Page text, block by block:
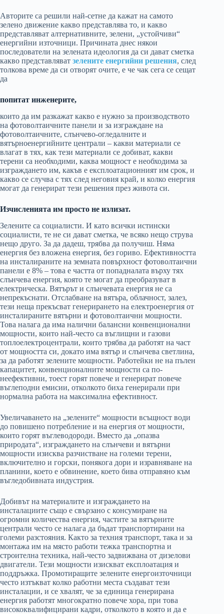
Авторите са решили най-сетне да кажат на самото
зелено движение какво представлява то, и какво
представляват алтернативните, зелени, „устойчиви“
енергийни източници. Причината днес някои
последователи на зелената идеология да си дават сметка
какво представляват зелените енергийни решения, след
толкова време да си отворят очите, е че чак сега се сещат
да
попитат инженерите,
които да им разкажат какво е нужно за производството
на фотоволтаичните панели и за изграждане на
фотоволтаичните, слънчево-огледалните и
вятърноенергийните централи – какви материали се
влагат в тях, как тези материали се добиват, какви
терени са необходими, каква мощност е необходима за
изграждането им, какъв е експлоатационният им срок, и
какво се случва с тях след неговия край, и колко енергия
могат да генерират тези решения през живота си.
Изчисленията им просто не излизат.
Зелените са социалисти. И като всички истински
социалисти, те не си дават сметка, че всяко нещо струва
нещо друго. За да дадеш, трябва да получиш. Няма
енергия без вложена енергия, без гориво. Ефективността
на инсталираните на земната повърхност фотоволтаични
панели е 8% – това е частта от попадналата върху тях
слънчева енергия, която те могат да преобразуват в
електрическа. Вятърът и слънчевата енергия не са
непрекъснати. Отслабване на вятъра, облачност, залез,
тези неща прекъсват генерирането на електроенергия от
инсталираните вятърни и фотоволтаични мощности.
Това налага да има налични балансни конвенционални
мощности, които най-често са въглищни и газови
топлоелектроцентрали, които трябва да работят на част
от мощността си, докато има вятър и слънчева светлина,
за да работят зелените мощности. Работейки не на пълен
капацитет, конвенционалните мощности са по-
неефективни, тоест горят повече и генерират повече
въглеподни емисии, отколкото биха генерирали при
нормална работа на максимална ефективност.
Увеличаването на „зелените“ мощности всъщност води
до повишено потребление и на енергия от мощности,
които горят въглеводороди. Вместо да „опазва
природата“, изграждането на слънчеви и вятърни
мощности изисква разчистване на големи терени,
включително и горски, понякога дори и изравняване на
планини, което е обвинение, което бива отправяно към
въгледобивната индустрия.
Добивът на материалите и изграждането на
инсталациите също е свързано с консумиране на
огромни количества енергия, частите за вятърните
централи често се налага да бъдат транспортирани на
големи разстояния. Както за техния транспорт, така и за
монтажа им на място работи тежка транспортна и
строителна техника, най-често задвижвана от дизелови
двигатели. Тези мощности изискват експлоатация и
поддръжка. Промотиращите зелените енергоизточници
често изтъкват колко работни места създават тези
инсталации, и се хвалят, че за единица генерирана
енергия работят многократно повече хора, при това
висококвалифицирани кадри, отколкото в която и да е